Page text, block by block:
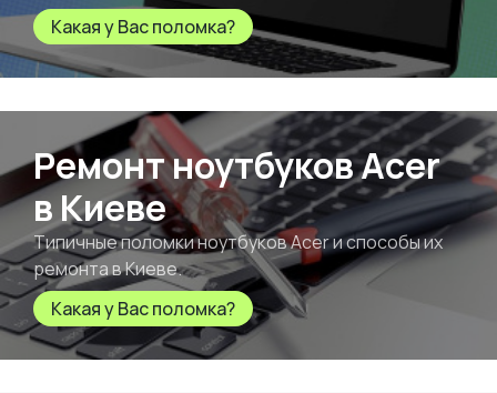
Какая у Вас поломка?
Ремонт ноутбуков Acer
в Киеве
Типичные поломки ноутбуков Acer и способы их
ремонта в Киеве.
Какая у Вас поломка?